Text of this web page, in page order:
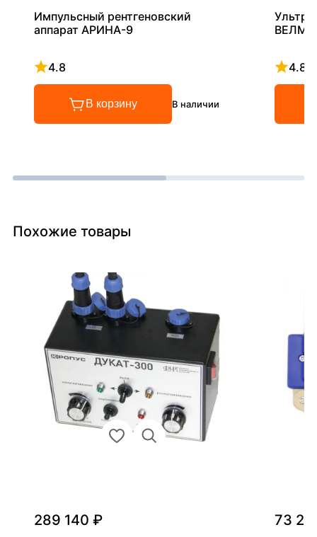
Импульсный рентгеновский
аппарат АРИНА-9
4.8
Рейтинг 4.8 из 5
В корзину В наличии
4.8
Похожие товары
289 140 ₽ 73